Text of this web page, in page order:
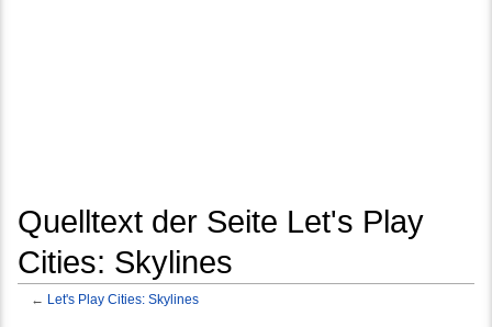
Quelltext der Seite Let's Play
Cities: Skylines
← Let's Play Cities: Skylines